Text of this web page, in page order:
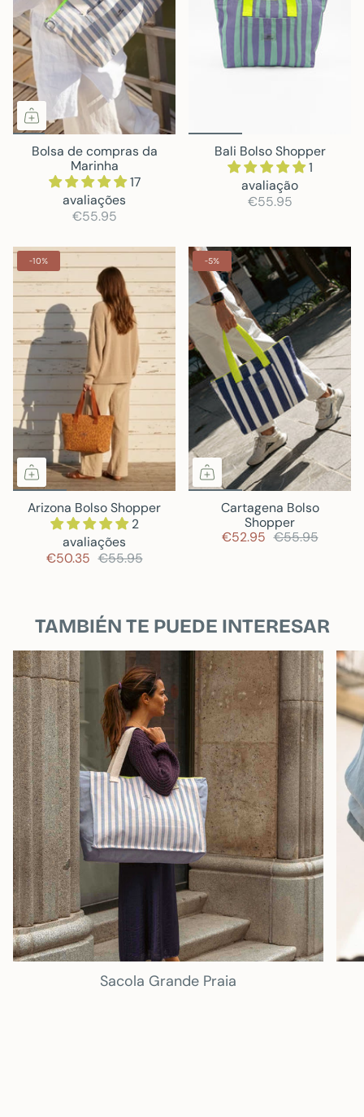
Bolsa de compras da
Marinha
17
avaliações
€55.95
Bali Bolso Shopper
1
avaliação
€55.95
-10%
Arizona Bolso Shopper
2
avaliações
€50.35 €55.95
-5%
Cartagena Bolso
Shopper
€52.95 €55.95
TAMBIÉN TE PUEDE INTERESAR
Sacola Grande Praia